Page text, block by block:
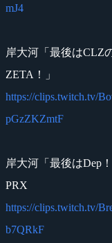
mJ4
岸大河「最後はCLZ
ZETA！」
https://clips.twitch.tv/
pGzZKZmtF
岸大河「最後はDep
PRX
https://clips.twitch.tv/
b7QRkF